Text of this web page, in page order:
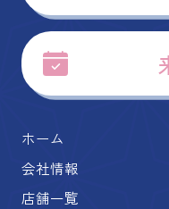
ホーム
会社情報
店舗一覧